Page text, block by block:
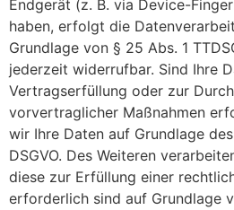
Endgerät (z. B. via Device-
haben, erfolgt die
Grundlage von § 25 Abs. 1
jederzeit widerrufbar. Sind Ihre
Vertragserfüllung oder zur
vorvertraglicher Maßnahmen
wir Ihre Daten auf Grundlage
DSGVO. Des Weiteren
diese zur Erfüllung einer
erforderlich sind auf Grundlage